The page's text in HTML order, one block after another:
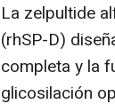
La zelpultide
(rhSP-D)
completa y la
glicosilación